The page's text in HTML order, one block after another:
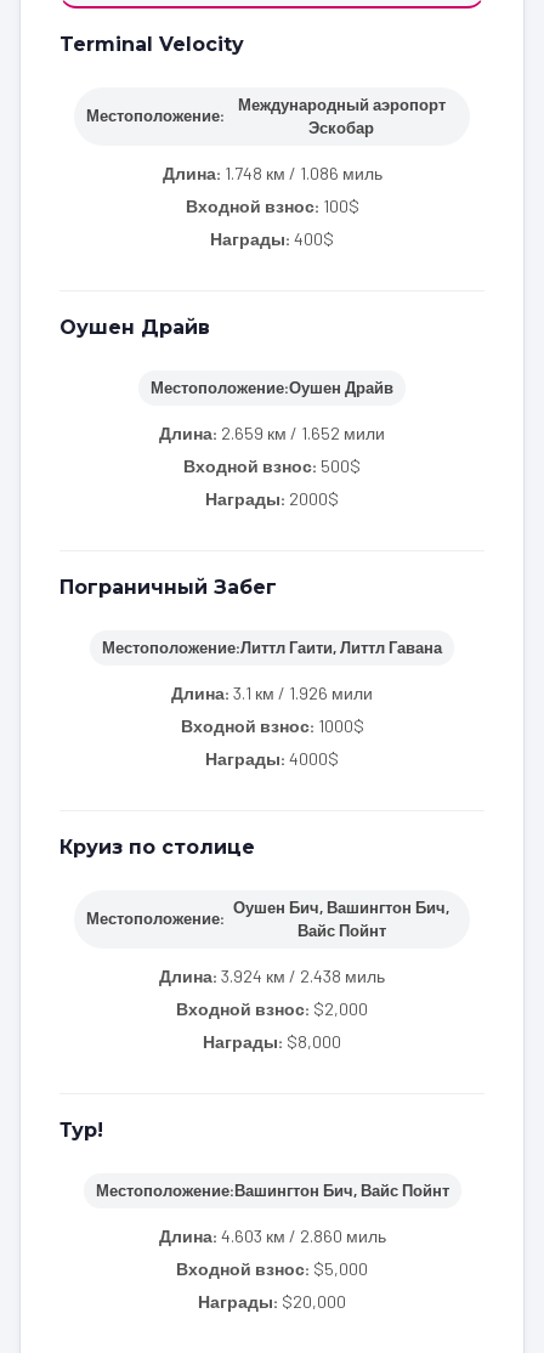
Terminal Velocity
Местоположение:
Международный аэропорт
Эскобар
Длина: 1.748 км / 1.086 миль
Входной взнос: 100$
Награды: 400$
Оушен Драйв
Местоположение:Оушен Драйв
Длина: 2.659 км / 1.652 мили
Входной взнос: 500$
Награды: 2000$
Пограничный Забег
Местоположение:Литтл Гаити, Литтл Гавана
Длина: 3.1 км / 1.926 мили
Входной взнос: 1000$
Награды: 4000$
Круиз по столице
Местоположение:
Оушен Бич, Вашингтон Бич,
Вайс Пойнт
Длина: 3.924 км / 2.438 миль
Входной взнос: $2,000
Награды: $8,000
Тур!
Местоположение:Вашингтон Бич, Вайс Пойнт
Длина: 4.603 км / 2.860 миль
Входной взнос: $5,000
Награды: $20,000